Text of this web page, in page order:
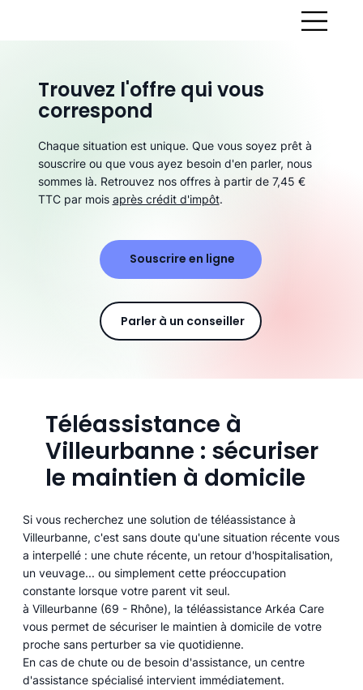
Téléassistance à
Villeurbanne : sécuriser
le maintien à domicile
Si vous recherchez une solution de téléassistance à
Villeurbanne, c'est sans doute qu'une situation récente vous
a interpellé : une chute récente, un retour d'hospitalisation,
un veuvage... ou simplement cette préoccupation
constante lorsque votre parent vit seul.
à Villeurbanne (69 - Rhône), la téléassistance Arkéa Care
vous permet de sécuriser le maintien à domicile de votre
proche sans perturber sa vie quotidienne.
En cas de chute ou de besoin d'assistance, un centre
d'assistance spécialisé intervient immédiatement.
Trouvez l'offre qui vous
correspond
Chaque situation est unique. Que vous soyez prêt à
souscrire ou que vous ayez besoin d'en parler, nous
sommes là. Retrouvez nos offres à partir de 7,45 €
TTC par mois après crédit d'impôt.
Souscrire en ligne
Parler à un conseiller